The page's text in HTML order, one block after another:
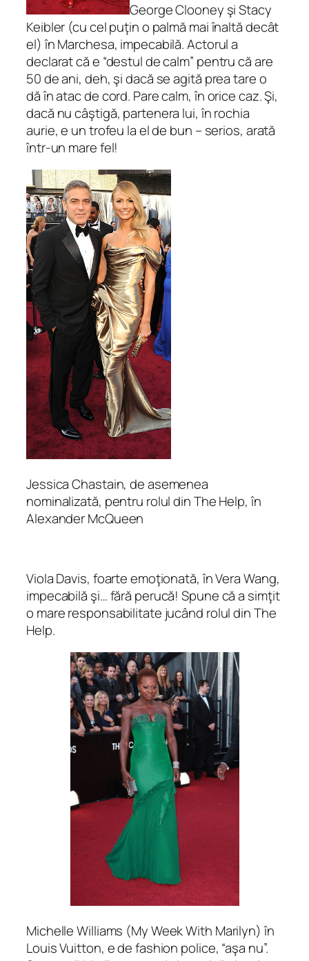
George Clooney şi Stacy
Keibler (cu cel puţin o palmă mai înaltă decât
el) în Marchesa, impecabilă. Actorul a
declarat că e “destul de calm” pentru că are
50 de ani, deh, şi dacă se agită prea tare o
dă în atac de cord. Pare calm, în orice caz. Şi,
dacă nu câştigă, partenera lui, în rochia
aurie, e un trofeu la el de bun – serios, arată
într-un mare fel!
Jessica Chastain, de asemenea
nominalizată, pentru rolul din The Help, în
Alexander McQueen
Viola Davis, foarte emoţionată, în Vera Wang,
impecabilă şi… fără perucă! Spune că a simţit
o mare responsabilitate jucând rolul din The
Help.
Michelle Williams (My Week With Marilyn) în
Louis Vuitton, e de fashion police, “aşa nu”.